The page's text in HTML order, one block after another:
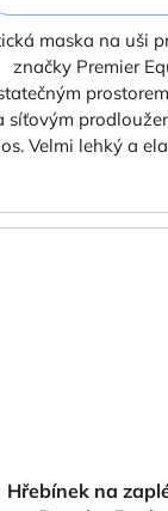
maska na uši
značky Premier
síťovým
Velmi lehký a
Hřebínek na